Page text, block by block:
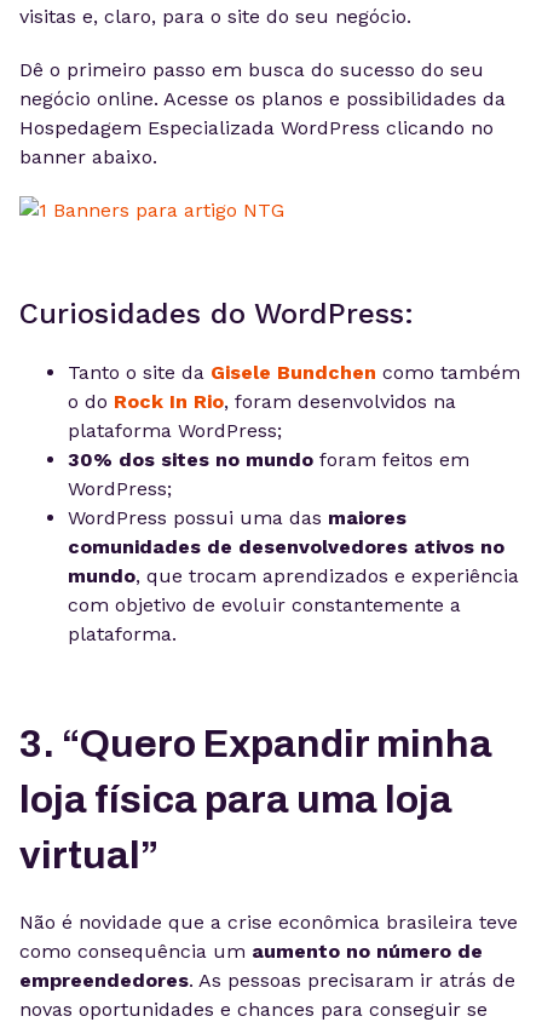
visitas e, claro, para o site do seu negócio.
Dê o primeiro passo em busca do sucesso do seu
negócio online. Acesse os planos e possibilidades da
Hospedagem Especializada WordPress clicando no
banner abaixo.
Curiosidades do WordPress:
Tanto o site da Gisele Bundchen como também
o do Rock In Rio, foram desenvolvidos na
plataforma WordPress;
30% dos sites no mundo foram feitos em
WordPress;
WordPress possui uma das maiores
comunidades de desenvolvedores ativos no
mundo, que trocam aprendizados e experiência
com objetivo de evoluir constantemente a
plataforma.
3. “Quero Expandir minha
loja física para uma loja
virtual”
Não é novidade que a crise econômica brasileira teve
como consequência um aumento no número de
empreendedores. As pessoas precisaram ir atrás de
novas oportunidades e chances para conseguir se